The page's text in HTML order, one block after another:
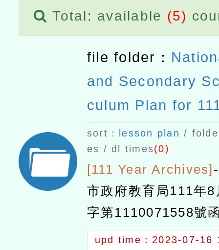
Total: available (5)
file folder：
and Secondary
culum Plan for
c Year
sort： lesson plan /
es / dl times(0)
[111 Year Archives]-
市政府教育局111年
字第1110071558號
度課程計畫備查通過
upd time：2023-07-16